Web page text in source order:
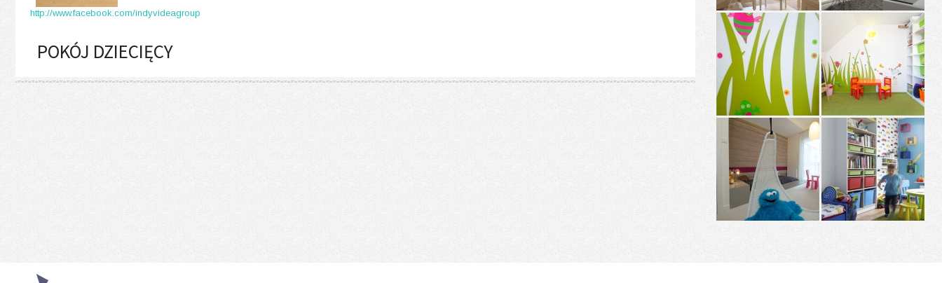
http://www.facebook.com/indyvideagroup
POKÓJ DZIECIĘCY